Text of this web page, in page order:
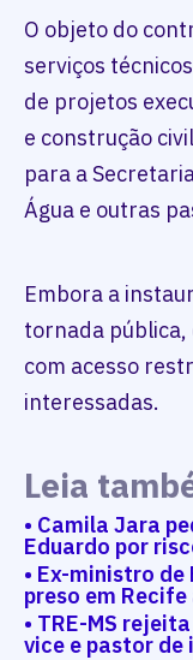
O objeto do
serviços
de projetos
e construção
para a
Água e outras
Embora a
tornada pública,
com acesso
interessadas.
Leia
• Camila Jara
Eduardo por
• Ex-ministro
preso em
• TRE-MS
vice e pastor